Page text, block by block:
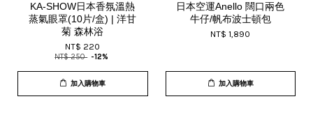
KA-SHOW日本香氛溫熱
蒸氣眼罩(10片/盒) | 洋甘
菊 森林浴
NT$ 220
NT$ 250 -12%
加入購物車
日本空運Anello 闊口兩色
牛仔/帆布波士頓包
NT$ 1,890
加入購物車